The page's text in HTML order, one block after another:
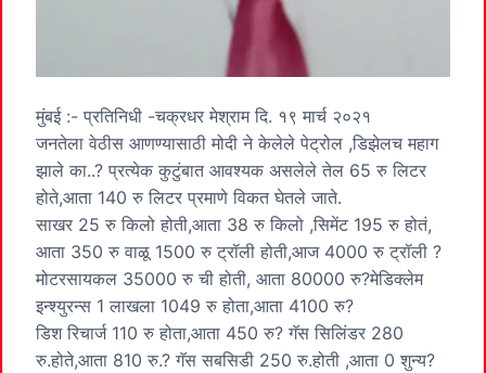
मुंबई :- प्रतिनिधी -चक्रधर मेश्राम दि. १९ मार्च २०२१
जनतेला वेठीस आणण्यासाठी मोदी ने केलेले पेट्रोल ,डिझेलच महाग
झाले का..? प्रत्येक कुटुंबात आवश्यक असलेले तेल 65 रु लिटर
होते,आता 140 रु लिटर प्रमाणे विकत घेतले जाते.
साखर 25 रु किलो होती,आता 38 रु किलो ,सिमेंट 195 रु होतं,
आता 350 रु वाळू 1500 रु ट्रॉली होती,आज 4000 रु ट्रॉली ?
मोटरसायकल 35000 रु ची होती, आता 80000 रु?मेडिक्लेम
इन्श्युरन्स 1 लाखला 1049 रु होता,आता 4100 रु?
डिश रिचार्ज 110 रु होता,आता 450 रु? गॅस सिलिंडर 280
रु.होते,आता 810 रु.? गॅस सबसिडी 250 रु.होती ,आता 0 शुन्य?